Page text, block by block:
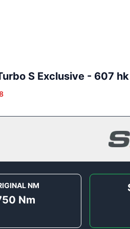
S Exclusive - 607 hk
NM
Nm